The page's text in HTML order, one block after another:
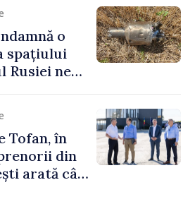
și greșeli –
reuși”
o
spațiului
Rusiei ne
Tofan, în
din
arată cât